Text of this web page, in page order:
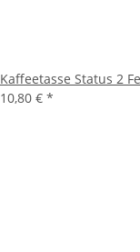
Kaffeetasse Status 2
10,80 € *